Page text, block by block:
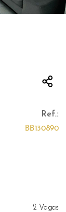
Ref.:
BB130890
2 Vagas